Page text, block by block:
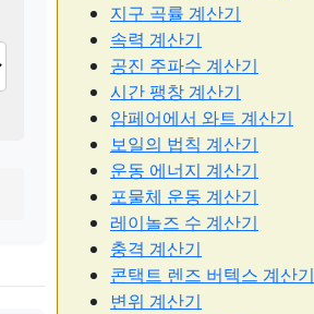
지구 곡률 계산기
속력 계산기
공진 주파수 계산기
시간 팽창 계산기
암페어에서 와트 계산기
보일의 법칙 계산기
운동 에너지 계산기
포물체 운동 계산기
레이놀즈 수 계산기
충격 계산기
콘택트 렌즈 버텍스 계산기
변위 계산기